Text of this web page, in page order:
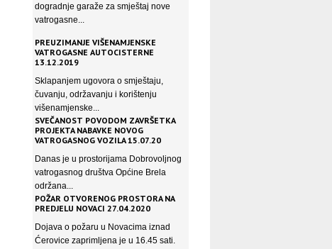
dogradnje garaže za smještaj nove
vatrogasne...
PREUZIMANJE VIŠENAMJENSKE
VATROGASNE AUTOCISTERNE
13.12.2019
Sklapanjem ugovora o smještaju,
čuvanju, održavanju i korištenju
višenamjenske...
SVEČANOST POVODOM ZAVRŠETKA
PROJEKTA NABAVKE NOVOG
VATROGASNOG VOZILA 15.07.20
Danas je u prostorijama Dobrovoljnog
vatrogasnog društva Općine Brela
održana...
POŽAR OTVORENOG PROSTORA NA
PREDJELU NOVACI 27.04.2020
Dojava o požaru u Novacima iznad
Ćerovice zaprimljena je u 16.45 sati.